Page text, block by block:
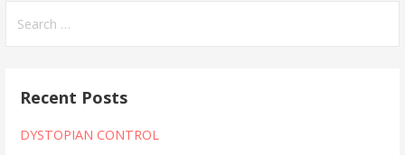
for:
Recent Posts
DYSTOPIAN CONTROL